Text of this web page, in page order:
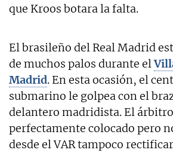
que Kroos botara la falta.
El brasileño del Real Madrid
de muchos palos durante el
Madrid. En esta ocasión, el
submarino le golpea con el
delantero madridista. El
perfectamente colocado pero
desde el VAR tampoco